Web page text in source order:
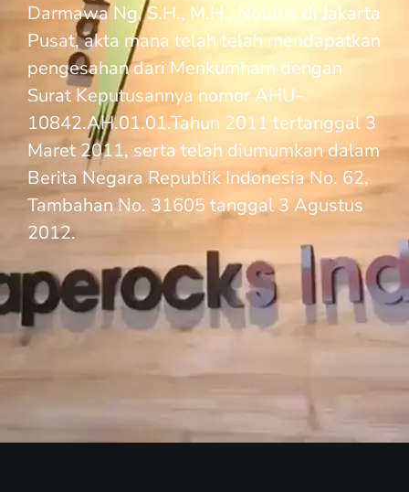
Darmawa Ng, S.H., M.H., Notaris di Jakarta
Pusat, akta mana telah telah mendapatkan
pengesahan dari Menkumham dengan
Surat Keputusannya nomor AHU-
10842.AH.01.01.Tahun 2011 tertanggal 3
Maret 2011, serta telah diumumkan dalam
Berita Negara Republik Indonesia No. 62,
Tambahan No. 31605 tanggal 3 Agustus
2012.